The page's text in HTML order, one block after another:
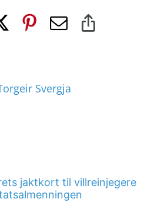
Pinterest
E-
Svergja